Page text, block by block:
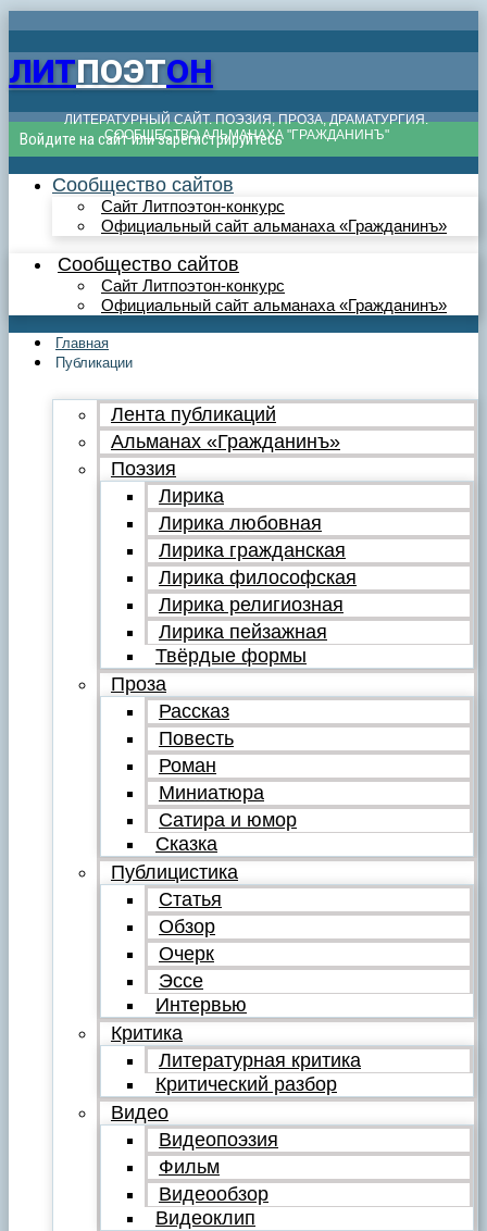
ЛИТПОЭТОН
ЛИТЕРАТУРНЫЙ САЙТ. ПОЭЗИЯ, ПРОЗА, ДРАМАТУРГИЯ.
СООБЩЕСТВО АЛЬМАНАХА "ГРАЖДАНИНЪ"
Войдите на сайт или зарегистрируйтесь
Сообщество сайтов
Сайт Литпоэтон-конкурс
Официальный сайт альманаха «Гражданинъ»
Сообщество сайтов
Сайт Литпоэтон-конкурс
Официальный сайт альманаха «Гражданинъ»
Главная
Публикации
Лента публикаций
Альманах «Гражданинъ»
Поэзия
Лирика
Лирика любовная
Лирика гражданская
Лирика философская
Лирика религиозная
Лирика пейзажная
Твёрдые формы
Проза
Рассказ
Повесть
Роман
Миниатюра
Сатира и юмор
Сказка
Публицистика
Статья
Обзор
Очерк
Эссе
Интервью
Критика
Литературная критика
Критический разбор
Видео
Видеопоэзия
Фильм
Видеообзор
Видеоклип